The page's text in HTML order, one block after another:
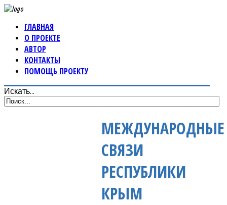
ГЛАВНАЯ
О ПРОЕКТЕ
АВТОР
КОНТАКТЫ
ПОМОЩЬ ПРОЕКТУ
Искать...
МЕЖДУНАРОДНЫЕ
СВЯЗИ
РЕСПУБЛИКИ
КРЫМ